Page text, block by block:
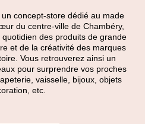
concept-store dédié au made
du centre-ville de Chambéry,
des produits de grande
et de la créativité des marques
Vous retrouverez ainsi un
pour surprendre vos proches
vaisselle, bijoux, objets
etc.